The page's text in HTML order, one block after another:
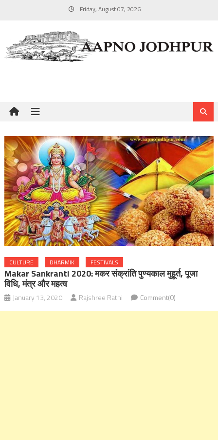
Friday, August 07, 2026
CULTURE DHARMIK FESTIVALS
Makar Sankranti 2020: मकर संक्रांति पुण्यकाल मुहूर्त, पूजा
विधि, मंत्र और महत्व
January 13, 2020 Rajshree Rathi Comment(0)